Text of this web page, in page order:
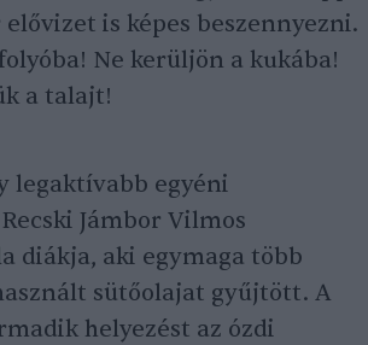
is képes beszennyezni.
Ne kerüljön a kukába!
a talajt!
legaktívabb egyéni
Jámbor Vilmos
diákja, aki egymaga több
sütőolajat gyűjtött. A
helyezést az ózdi